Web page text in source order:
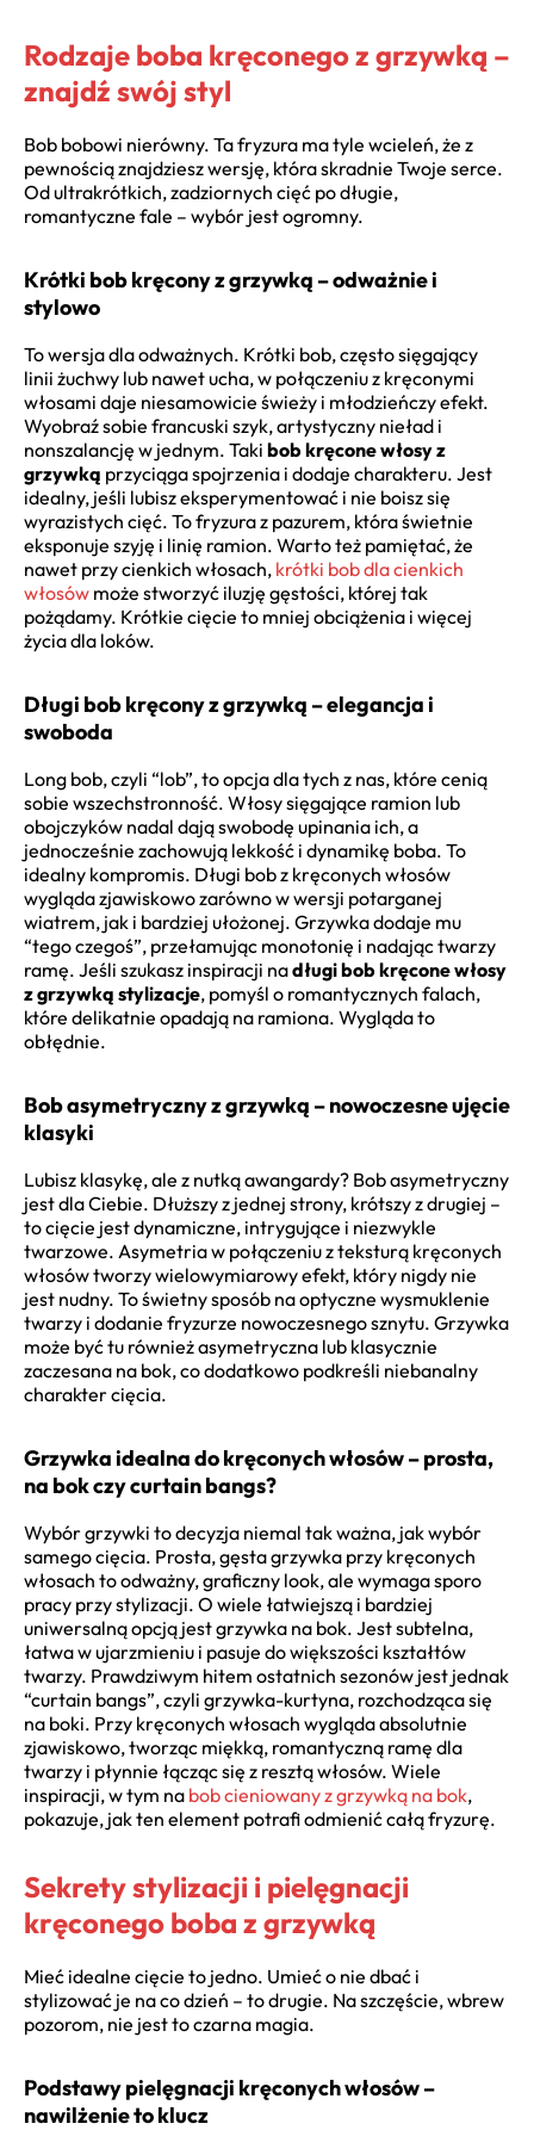
Rodzaje boba kręconego z grzywką –
znajdź swój styl
Bob bobowi nierówny. Ta fryzura ma tyle wcieleń, że z
pewnością znajdziesz wersję, która skradnie Twoje serce.
Od ultrakrótkich, zadziornych cięć po długie,
romantyczne fale – wybór jest ogromny.
Krótki bob kręcony z grzywką – odważnie i
stylowo
To wersja dla odważnych. Krótki bob, często sięgający
linii żuchwy lub nawet ucha, w połączeniu z kręconymi
włosami daje niesamowicie świeży i młodzieńczy efekt.
Wyobraź sobie francuski szyk, artystyczny nieład i
nonszalancję w jednym. Taki bob kręcone włosy z
grzywką przyciąga spojrzenia i dodaje charakteru. Jest
idealny, jeśli lubisz eksperymentować i nie boisz się
wyrazistych cięć. To fryzura z pazurem, która świetnie
eksponuje szyję i linię ramion. Warto też pamiętać, że
nawet przy cienkich włosach, krótki bob dla cienkich
włosów może stworzyć iluzję gęstości, której tak
pożądamy. Krótkie cięcie to mniej obciążenia i więcej
życia dla loków.
Długi bob kręcony z grzywką – elegancja i
swoboda
Long bob, czyli “lob”, to opcja dla tych z nas, które cenią
sobie wszechstronność. Włosy sięgające ramion lub
obojczyków nadal dają swobodę upinania ich, a
jednocześnie zachowują lekkość i dynamikę boba. To
idealny kompromis. Długi bob z kręconych włosów
wygląda zjawiskowo zarówno w wersji potarganej
wiatrem, jak i bardziej ułożonej. Grzywka dodaje mu
“tego czegoś”, przełamując monotonię i nadając twarzy
ramę. Jeśli szukasz inspiracji nadługi bob kręcone włosy
z grzywką stylizacje, pomyśl o romantycznych falach,
które delikatnie opadają na ramiona. Wygląda to
obłędnie.
Bob asymetryczny z grzywką – nowoczesne ujęcie
klasyki
Lubisz klasykę, ale z nutką awangardy? Bob asymetryczny
jest dla Ciebie. Dłuższy z jednej strony, krótszy z drugiej –
to cięcie jest dynamiczne, intrygujące i niezwykle
twarzowe. Asymetria w połączeniu z teksturą kręconych
włosów tworzy wielowymiarowy efekt, który nigdy nie
jest nudny. To świetny sposób na optyczne wysmuklenie
twarzy i dodanie fryzurze nowoczesnego sznytu. Grzywka
może być tu również asymetryczna lub klasycznie
zaczesana na bok, co dodatkowo podkreśli niebanalny
charakter cięcia.
Grzywka idealna do kręconych włosów – prosta,
na bok czy curtain bangs?
Wybór grzywki to decyzja niemal tak ważna, jak wybór
samego cięcia. Prosta, gęsta grzywka przy kręconych
włosach to odważny, graficzny look, ale wymaga sporo
pracy przy stylizacji. O wiele łatwiejszą i bardziej
uniwersalną opcją jest grzywka na bok. Jest subtelna,
łatwa w ujarzmieniu i pasuje do większości kształtów
twarzy. Prawdziwym hitem ostatnich sezonów jest jednak
“curtain bangs”, czyli grzywka-kurtyna, rozchodząca się
na boki. Przy kręconych włosach wygląda absolutnie
zjawiskowo, tworząc miękką, romantyczną ramę dla
twarzy i płynnie łącząc się z resztą włosów. Wiele
inspiracji, w tym na bob cieniowany z grzywką na bok,
pokazuje, jak ten element potrafi odmienić całą fryzurę.
Sekrety stylizacji i pielęgnacji
kręconego boba z grzywką
Mieć idealne cięcie to jedno. Umieć o nie dbać i
stylizować je na co dzień – to drugie. Na szczęście, wbrew
pozorom, nie jest to czarna magia.
Podstawy pielęgnacji kręconych włosów –
nawilżenie to klucz